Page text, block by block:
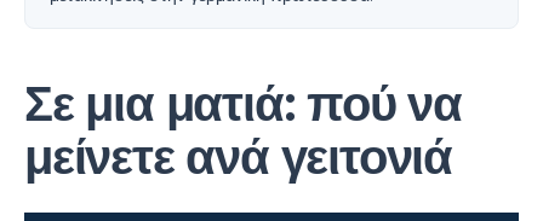
Σε μια ματιά: πού να
μείνετε ανά γειτονιά